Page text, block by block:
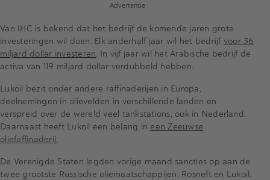
Advertentie
Van IHC is bekend dat het bedrijf de komende jaren grote
investeringen wil doen. Elk anderhalf jaar wil het bedrijf voor 36
miljard dollar investeren. In vijf jaar wil het Arabische bedrijf de
activa van 119 miljard dollar verdubbeld hebben.
Lukoil bezit onder andere raffinaderijen in Europa,
deelnemingen in olievelden in verschillende landen en
verspreid over de wereld veel tankstations, ook in Nederland.
Daarnaast heeft Lukoil een belang in een Zeeuwse
oliefaffinaderij.
De Verenigde Staten legden vorige maand sancties op aan de
twee grootste Russische oliemaatschappijen, Rosneft en Lukoil,